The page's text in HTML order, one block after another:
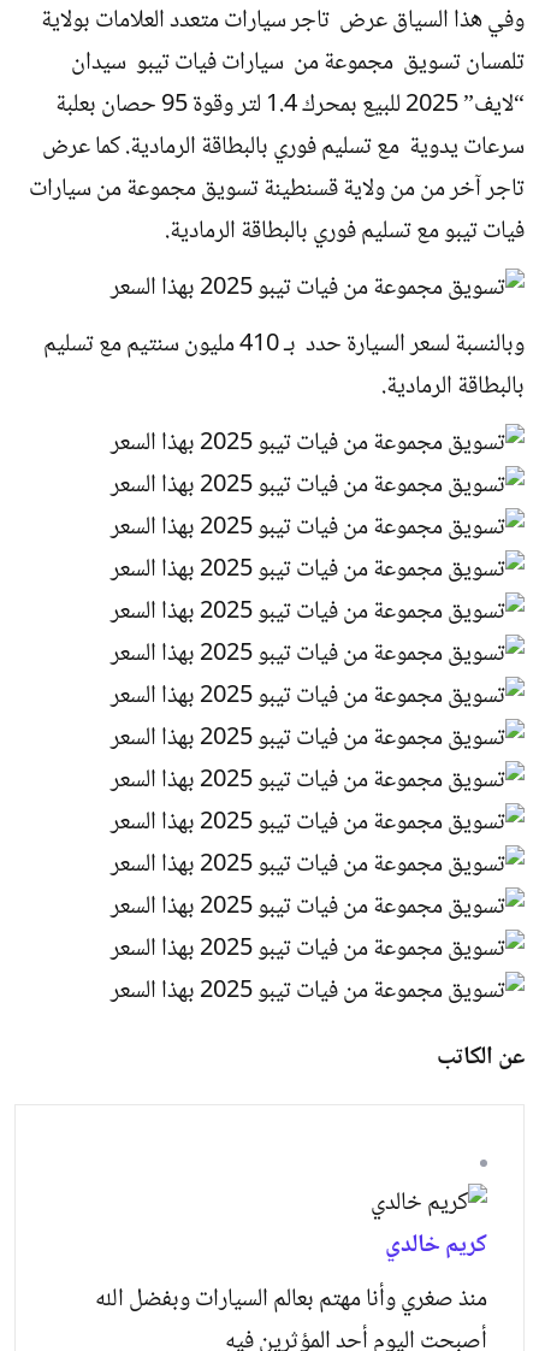
وفي هذا السياق عرض تاجر سيارات متعدد العلامات بولاية
تلمسان تسويق مجموعة من سيارات فيات تيبو سيدان
“لايف” 2025 للبيع بمحرك 1.4 لتر وقوة 95 حصان بعلبة
سرعات يدوية مع تسليم فوري بالبطاقة الرمادية. كما عرض
تاجر آخر من من ولاية قسنطينة تسويق مجموعة من سيارات
فيات تيبو مع تسليم فوري بالبطاقة الرمادية.
وبالنسبة لسعر السيارة حدد بـ 410 مليون سنتيم مع تسليم
بالبطاقة الرمادية.
عن الكاتب
كريم خالدي
منذ صغري وأنا مهتم بعالم السيارات وبفضل الله